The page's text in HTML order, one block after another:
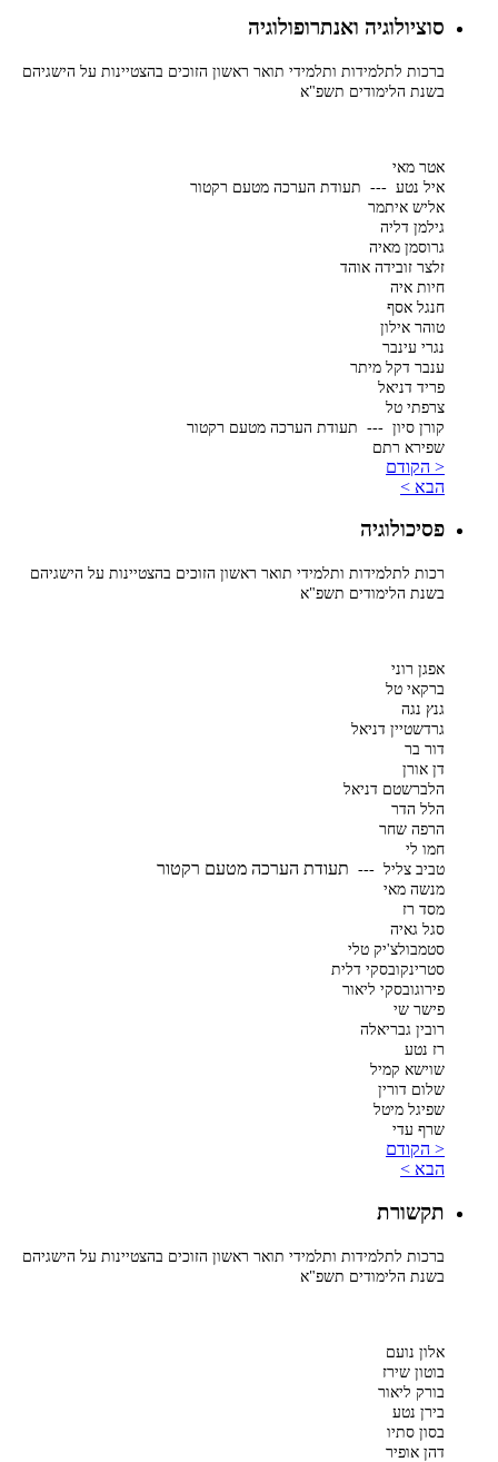
סוציולוגיה ואנתרופולוגיה
ברכות לתלמידות ותלמידי תואר ראשון הזוכים בהצטיינות על הישגיהם
בשנת הלימודים תשפ"א
אטר מאי
איל נטע --- תעודת הערכה מטעם רקטור
אליש איתמר
גילמן דליה
גרוסמן מאיה
זלצר זובידה אוהד
חיות איה
חנגל אסף
טוהר אילון
נגרי עינבר
ענבר דקל מיתר
פריד דניאל
צרפתי טל
קורן סיון --- תעודת הערכה מטעם רקטור
שפירא רתם
< הקודם
הבא >
פסיכולוגיה
רכות לתלמידות ותלמידי תואר ראשון הזוכים בהצטיינות על הישגיהם
בשנת הלימודים תשפ"א
אפגן רוני
ברקאי טל
גנץ נגה
גרדשטיין דניאל
דור בר
דן אורן
הלברשטם דניאל
הלל הדר
הרפה שחר
חמו לי
טביב צליל --- תעודת הערכה מטעם רקטור
מנשה מאי
מסד רז
סגל גאיה
סטמבולצ'יק טלי
סטרינקובסקי דלית
פירוגובסקי ליאור
פישר שי
רובין גבריאלה
רז נטע
שוישא קמיל
שלום דורין
שפיגל מיטל
שרף עדי
< הקודם
הבא >
תקשורת
ברכות לתלמידות ותלמידי תואר ראשון הזוכים בהצטיינות על הישגיהם
בשנת הלימודים תשפ"א
אלון נועם
בוטון שירז
בורק ליאור
בירן נטע
בסון סתיו
דהן אופיר